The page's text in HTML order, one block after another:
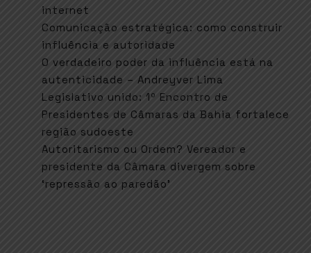
internet
Comunicação estratégica: como construir
influência e autoridade
O verdadeiro poder da influência está na
autenticidade – Andreyver Lima
Legislativo unido: 1º Encontro de
Presidentes de Câmaras da Bahia fortalece
região sudoeste
Autoritarismo ou Ordem? Vereador e
presidente da Câmara divergem sobre
‘repressão ao paredão’